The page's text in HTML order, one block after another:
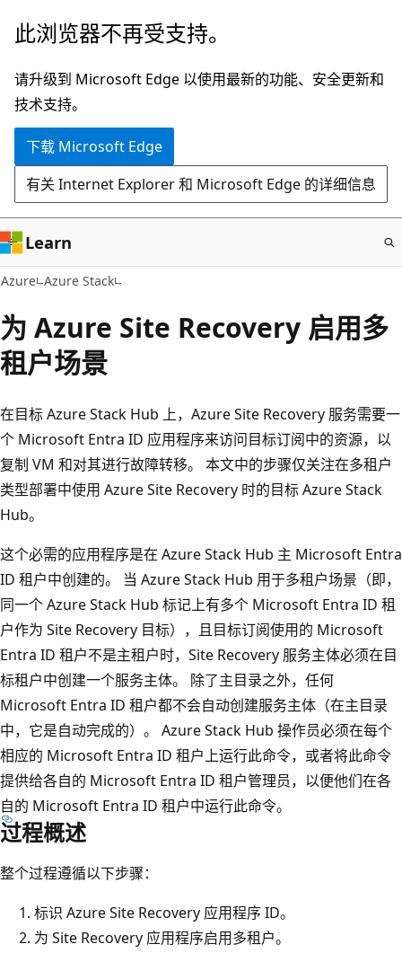
跳
主
要
内
此浏览器不再受支持。
请升级到 Microsoft Edge 以使用最新的功能、安全更新和
技术支持。
下载 Microsoft Edge
有关 Internet Explorer 和 Microsoft Edge 的详细信息
Learn
Azure Azure Stack
为 Azure Site Recovery 启用多
租户场景
在目标 Azure Stack Hub 上，Azure Site Recovery 服务需要一
个 Microsoft Entra ID 应用程序来访问目标订阅中的资源，以
复制 VM 和对其进行故障转移。 本文中的步骤仅关注在多租户
类型部署中使用 Azure Site Recovery 时的目标 Azure Stack
Hub。
这个必需的应用程序是在 Azure Stack Hub 主 Microsoft Entra
ID 租户中创建的。 当 Azure Stack Hub 用于多租户场景（即，
同一个 Azure Stack Hub 标记上有多个 Microsoft Entra ID 租
户作为 Site Recovery 目标），且目标订阅使用的 Microsoft
Entra ID 租户不是主租户时，Site Recovery 服务主体必须在目
标租户中创建一个服务主体。 除了主目录之外，任何
Microsoft Entra ID 租户都不会自动创建服务主体（在主目录
中，它是自动完成的）。 Azure Stack Hub 操作员必须在每个
相应的 Microsoft Entra ID 租户上运行此命令，或者将此命令
提供给各自的 Microsoft Entra ID 租户管理员，以便他们在各
自的 Microsoft Entra ID 租户中运行此命令。
过程概述
整个过程遵循以下步骤：
标识 Azure Site Recovery 应用程序 ID。
为 Site Recovery 应用程序启用多租户。